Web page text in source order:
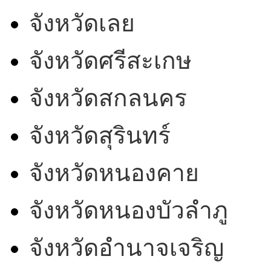
จังหวัดเลย
จังหวัดศรีสะเกษ
จังหวัดสกลนคร
จังหวัดสุรินทร์
จังหวัดหนองคาย
จังหวัดหนองบัวลำภู
จังหวัดอำนาจเจริญ